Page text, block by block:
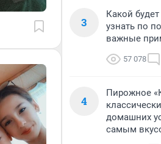
3
Какой
узнать по
важные
57 078
4
Пирожное
домашних
самым